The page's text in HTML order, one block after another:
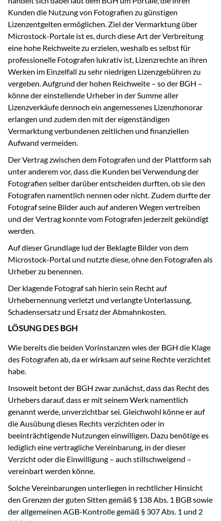
Kunden die Nutzung von Fotografien zu günstigen
Lizenzentgelten ermöglichen. Ziel der Vermarktung über
Microstock-Portale ist es, durch diese Art der Verbreitung
eine hohe Reichweite zu erzielen, weshalb es selbst für
professionelle Fotografen lukrativ ist, Lizenzrechte an ihren
Werken im Einzelfall zu sehr niedrigen Lizenzgebühren zu
vergeben. Aufgrund der hohen Reichweite – so der BGH –
könne der einstellende Urheber in der Summe aller
Lizenzverkäufe dennoch ein angemessenes Lizenzhonorar
erlangen und zudem den mit der eigenständigen
Vermarktung verbundenen zeitlichen und finanziellen
Aufwand vermeiden.
Der Vertrag zwischen dem Fotografen und der Plattform sah
unter anderem vor, dass die Kunden bei Verwendung der
Fotografien selber darüber entscheiden durften, ob sie den
Fotografen namentlich nennen oder nicht. Zudem durfte der
Fotograf seine Bilder auch auf anderen Wegen vertreiben
und der Vertrag konnte vom Fotografen jederzeit gekündigt
werden.
Auf dieser Grundlage lud der Beklagte Bilder von dem
Microstock-Portal und nutzte diese, ohne den Fotografen als
Urheber zu benennen.
Der klagende Fotograf sah hierin sein Recht auf
Urhebernennung verletzt und verlangte Unterlassung,
Schadensersatz und Ersatz der Abmahnkosten.
LÖSUNG DES BGH
Wie bereits die beiden Vorinstanzen wies der BGH die Klage
des Fotografen ab, da er wirksam auf seine Rechte verzichtet
habe.
Insoweit betont der BGH zwar zunächst, dass das Recht des
Urhebers darauf, dass er mit seinem Werk namentlich
genannt werde, unverzichtbar sei. Gleichwohl könne er auf
die Ausübung dieses Rechts verzichten oder in
beeinträchtigende Nutzungen einwilligen. Dazu benötige es
lediglich eine vertragliche Vereinbarung, in der dieser
Verzicht oder die Einwilligung – auch stillschweigend –
vereinbart werden könne.
Solche Vereinbarungen unterliegen in rechtlicher Hinsicht
den Grenzen der guten Sitten gemäß § 138 Abs. 1 BGB sowie
der allgemeinen AGB-Kontrolle gemäß § 307 Abs. 1 und 2